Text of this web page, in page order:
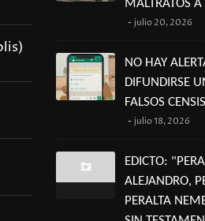
MALTRATOS A
julio 20, 2026
NO HAY
DIFUNDIRSE
FALSOS
julio 18, 2026
EDICTO:
ALEJANDRO,
PERALTA